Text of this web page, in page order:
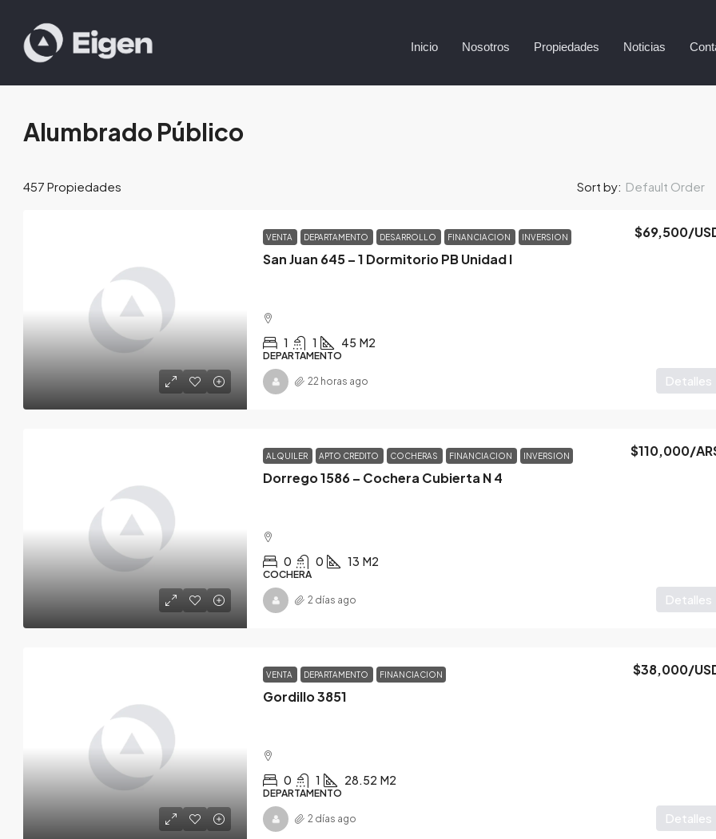
Inicio Nosotros Propiedades Noticias
Alumbrado Público
457 Propiedades Sort by: Default Order
VENTA DEPARTAMENTO DESARROLLO FINANCIACION INVERSION
San Juan 645 – 1 Dormitorio PB Unidad I
$69,500/
1 1 45 M2
DEPARTAMENTO
Detalles
22 horas ago
ALQUILER APTO CREDITO COCHERAS FINANCIACION INVERSION
Dorrego 1586 – Cochera Cubierta N 4
$110,000/
0 0 13 M2
COCHERA
Detalles
2 días ago
VENTA DEPARTAMENTO FINANCIACION
Gordillo 3851
$38,000/
0 1 28.52 M2
DEPARTAMENTO
Detalles
2 días ago